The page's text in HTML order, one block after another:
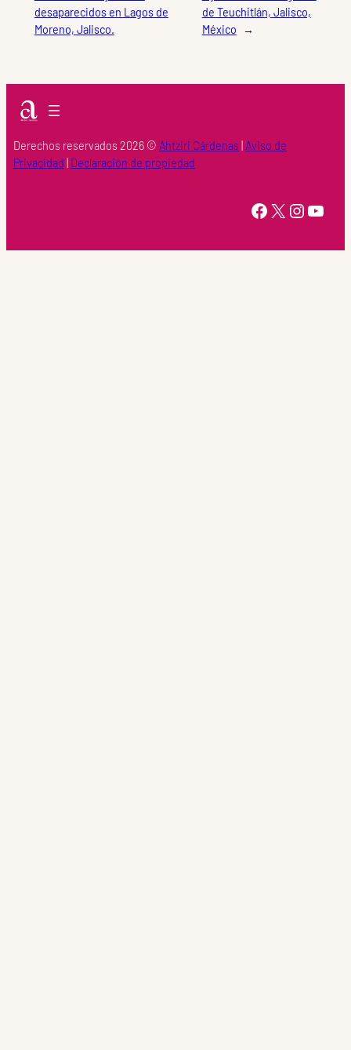
desaparecidos en Lagos de
Moreno, Jalisco.
de Teuchitlán, Jalisco,
México
→
Derechos reservados 2026 © Ahtziri Cárdenas Aviso de
Privacidad Declaración de propiedad
https://www.facebook.com/Ahtziri-Cardenas-147415518616960/ X Instagram YouTube